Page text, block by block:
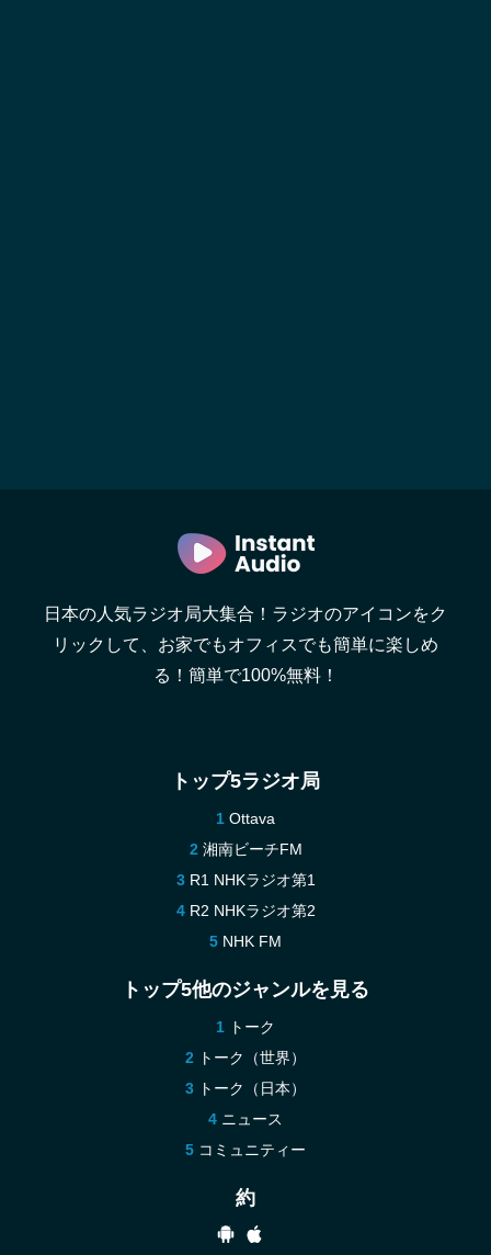
日本の人気ラジオ局大集合！ラジオのアイコンをク
リックして、お家でもオフィスでも簡単に楽しめ
る！簡単で100%無料！
トップ5ラジオ局
Ottava
湘南ビーチFM
R1 NHKラジオ第1
R2 NHKラジオ第2
NHK FM
トップ5他のジャンルを見る
トーク
トーク（世界）
トーク（日本）
ニュース
コミュニティー
約